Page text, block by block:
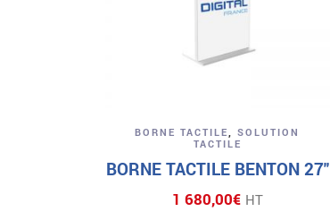
BORNE TACTILE,SOLUTION
TACTILE
BORNE TACTILE BENTON 27″
1 680,00€ HT